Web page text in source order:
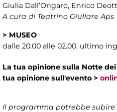
Giulia Dall’Ongaro, Enrico
A cura di Teatrino Giullare Aps
> MUSEO
dalle 20.00 alle 02.00, ultimo
La tua opinione sulla Notte
tua opinione sull'evento >
Il programma potrebbe subire